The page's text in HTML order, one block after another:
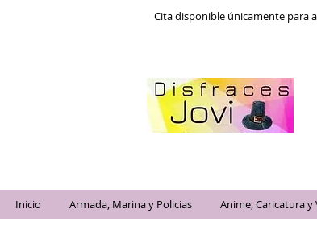
Cita disponible únicamente para
Inicio Armada, Marina y Policias Anime, Caricatura y